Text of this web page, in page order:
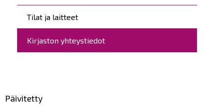
Tilat ja laitteet
Kirjaston yhteystiedot
Päivitetty